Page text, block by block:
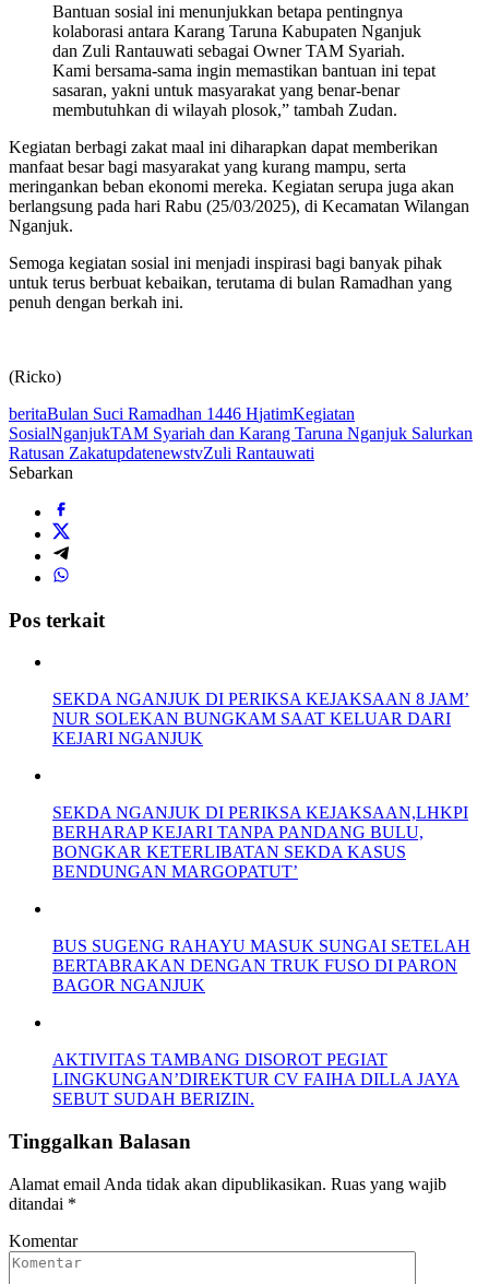
Bantuan sosial ini menunjukkan betapa pentingnya
kolaborasi antara Karang Taruna Kabupaten Nganjuk
dan Zuli Rantauwati sebagai Owner TAM Syariah.
Kami bersama-sama ingin memastikan bantuan ini tepat
sasaran, yakni untuk masyarakat yang benar-benar
membutuhkan di wilayah plosok,” tambah Zudan.
Kegiatan berbagi zakat maal ini diharapkan dapat memberikan
manfaat besar bagi masyarakat yang kurang mampu, serta
meringankan beban ekonomi mereka. Kegiatan serupa juga akan
berlangsung pada hari Rabu (25/03/2025), di Kecamatan Wilangan
Nganjuk.
Semoga kegiatan sosial ini menjadi inspirasi bagi banyak pihak
untuk terus berbuat kebaikan, terutama di bulan Ramadhan yang
penuh dengan berkah ini.
(Ricko)
beritaBulan Suci Ramadhan 1446 HjatimKegiatan
SosialNganjukTAM Syariah dan Karang Taruna Nganjuk Salurkan
Ratusan ZakatupdatenewstvZuli Rantauwati
Sebarkan
Pos terkait
SEKDA NGANJUK DI PERIKSA KEJAKSAAN 8 JAM’
NUR SOLEKAN BUNGKAM SAAT KELUAR DARI
KEJARI NGANJUK
SEKDA NGANJUK DI PERIKSA KEJAKSAAN,LHKPI
BERHARAP KEJARI TANPA PANDANG BULU,
BONGKAR KETERLIBATAN SEKDA KASUS
BENDUNGAN MARGOPATUT’
BUS SUGENG RAHAYU MASUK SUNGAI SETELAH
BERTABRAKAN DENGAN TRUK FUSO DI PARON
BAGOR NGANJUK
AKTIVITAS TAMBANG DISOROT PEGIAT
LINGKUNGAN’DIREKTUR CV FAIHA DILLA JAYA
SEBUT SUDAH BERIZIN.
Tinggalkan Balasan
Alamat email Anda tidak akan dipublikasikan. Ruas yang wajib
ditandai *
Komentar